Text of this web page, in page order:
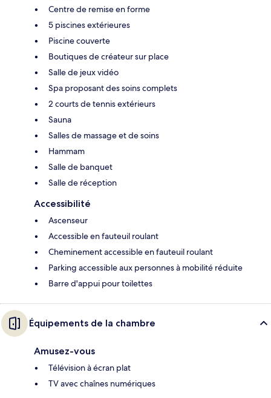
Centre de remise en forme
5 piscines extérieures
Piscine couverte
Boutiques de créateur sur place
Salle de jeux vidéo
Spa proposant des soins complets
2 courts de tennis extérieurs
Sauna
Salles de massage et de soins
Hammam
Salle de banquet
Salle de réception
Accessibilité
Ascenseur
Accessible en fauteuil roulant
Cheminement accessible en fauteuil roulant
Parking accessible aux personnes à mobilité réduite
Barre d'appui pour toilettes
Équipements de la chambre
Amusez-vous
Télévision à écran plat
TV avec chaînes numériques